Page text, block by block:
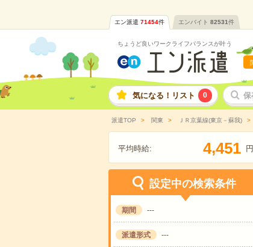
エン派遣 71454件 エンバイト 82531件
ちょうど良いワークライフバランスが叶う
気になる！リスト 0 保
派遣TOP 関東 ＪＲ京葉線(東京－蘇我)
平均時給: 4,451 円
設定中の検索条件
期間 ---
派遣形式 ---